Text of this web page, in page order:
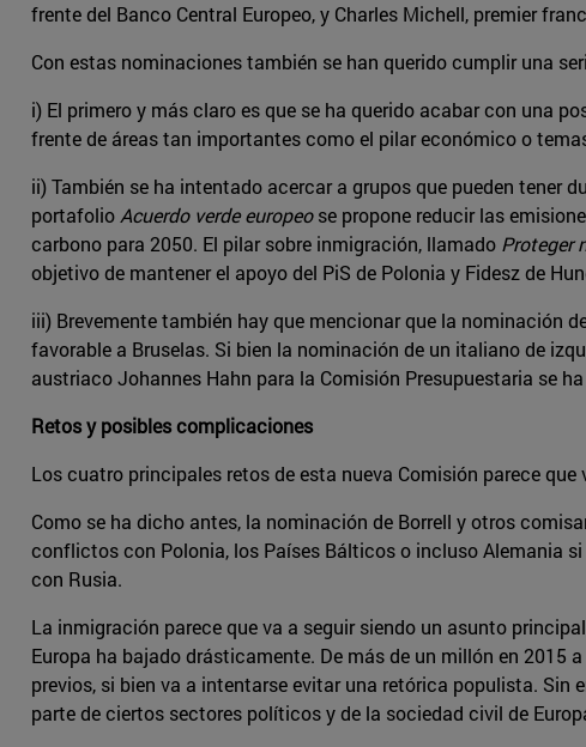
frente del Banco Central Europeo, y Charles Michell, premier
Con estas nominaciones también se han querido cumplir una
i) El primero y más claro es que se ha querido acabar con una
frente de áreas tan importantes como el pilar económico o
ii) También se ha intentado acercar a grupos que pueden tener
portafolioAcuerdo verde europeose propone reducir las
carbono para 2050. El pilar sobre inmigración, llamado Proteger
objetivo de mantener el apoyo del PiS de Polonia y Fidesz de
iii) Brevemente también hay que mencionar que la nominación
favorable a Bruselas. Si bien la nominación de un italiano de
austriaco Johannes Hahn para la Comisión Presupuestaria se
Retos y posibles complicaciones
Los cuatro principales retos de esta nueva Comisión parece
Como se ha dicho antes, la nominación de Borrell y otros
conflictos con Polonia, los Países Bálticos o incluso Alemania
con Rusia.
La inmigración parece que va a seguir siendo un asunto
Europa ha bajado drásticamente. De más de un millón en 2015
previos, si bien va a intentarse evitar una retórica populista. Sin
parte de ciertos sectores políticos y de la sociedad civil de